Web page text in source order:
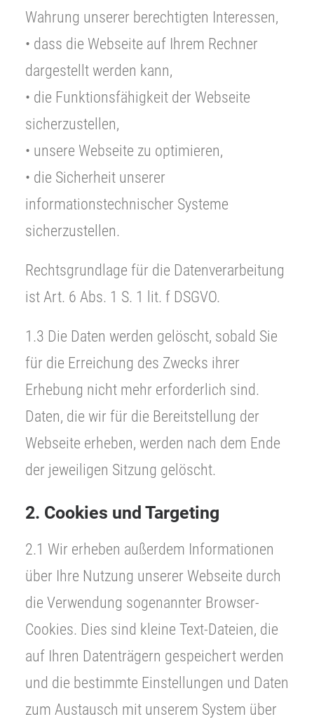
Wahrung unserer berechtigten Interessen,
• dass die Webseite auf Ihrem Rechner
dargestellt werden kann,
• die Funktionsfähigkeit der Webseite
sicherzustellen,
• unsere Webseite zu optimieren,
• die Sicherheit unserer
informationstechnischer Systeme
sicherzustellen.
Rechtsgrundlage für die Datenverarbeitung
ist Art. 6 Abs. 1 S. 1 lit. f DSGVO.
1.3 Die Daten werden gelöscht, sobald Sie
für die Erreichung des Zwecks ihrer
Erhebung nicht mehr erforderlich sind.
Daten, die wir für die Bereitstellung der
Webseite erheben, werden nach dem Ende
der jeweiligen Sitzung gelöscht.
2. Cookies und Targeting
2.1 Wir erheben außerdem Informationen
über Ihre Nutzung unserer Webseite durch
die Verwendung sogenannter Browser-
Cookies. Dies sind kleine Text-Dateien, die
auf Ihren Datenträgern gespeichert werden
und die bestimmte Einstellungen und Daten
zum Austausch mit unserem System über